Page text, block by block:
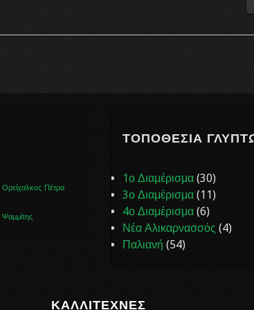
Ορείχαλκος Πέτρα
Ψαμμίτης
ΤΟΠΟΘΕΣΊΑ
1ο Διαμέρισμα(30)
3ο Διαμέρισμα(11)
4ο Διαμέρισμα(6)
Νέα Αλικαρνασσός (4)
Παλιανή (54)
ΚΑΛΛΙΤΈΧΝΕΣ